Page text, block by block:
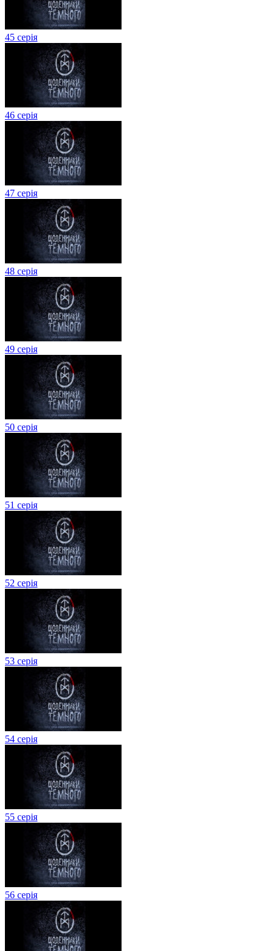
45 серія
46 серія
47 серія
48 серія
49 серія
50 серія
51 серія
52 серія
53 серія
54 серія
55 серія
56 серія